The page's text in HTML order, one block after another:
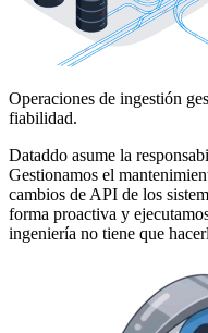
Operaciones de ingestión
fiabilidad.
Dataddo asume la
Gestionamos el
cambios de API de los
forma proactiva y
ingeniería no tiene que